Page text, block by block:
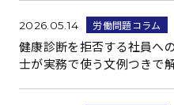
2026.05.14 労働問題コラム
健康診断を拒否する社員へ
士が実務で使う文例つきで